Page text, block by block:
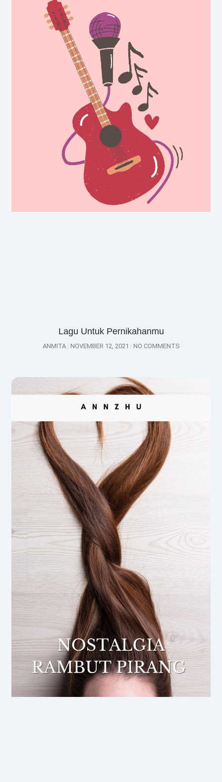
Lagu Untuk Pernikahanmu
ANMITA NOVEMBER 12, 2021 NO COMMENTS